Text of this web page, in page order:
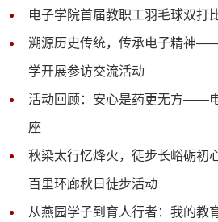
电子学院首届教职工羽毛球双打
溯源历史传统，传承电子精神
学开展参访交流活动
活动回顾：安心是药更无方——
座
秋染太行忆烽火，徒步长峪砺初
百里环廊秋日徒步活动
从燕园学子到育人行者：我的教